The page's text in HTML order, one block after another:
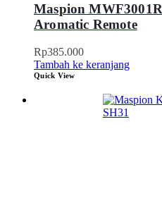
Maspion
Aromatic Remote
Rp385.000
Tambah ke keranjang
Quick View